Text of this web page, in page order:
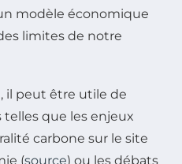
modèle économique
limites de notre
il peut être utile de
telles que les enjeux
carbone sur le site
(source) ou les débats